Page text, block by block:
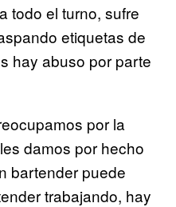
todo el turno, sufre
etiquetas de
hay abuso por parte
por la
damos por hecho
bartender puede
trabajando, hay